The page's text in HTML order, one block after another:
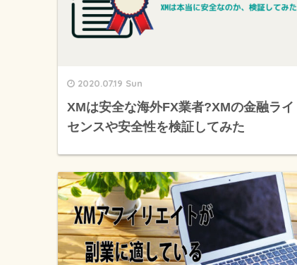
2020.07.19 Sun
XMは安全な海外FX業者?XMの金融ライ
センスや安全性を検証してみた